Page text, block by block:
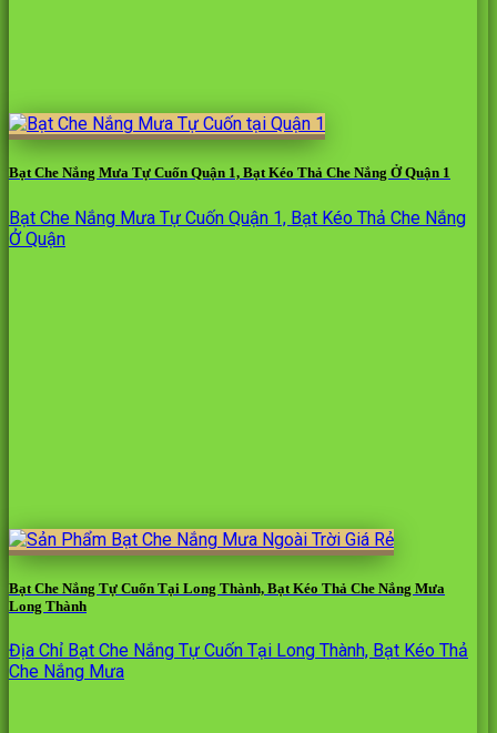
Bạt Che Nắng Mưa Tự Cuốn Quận 1, Bạt Kéo Thả Che Nắng Ở Quận 1
Bạt Che Nắng Mưa Tự Cuốn Quận 1, Bạt Kéo Thả Che Nắng
Ở Quận
Bạt Che Nắng Tự Cuốn Tại Long Thành, Bạt Kéo Thả Che Nắng Mưa
Long Thành
Địa Chỉ Bạt Che Nắng Tự Cuốn Tại Long Thành, Bạt Kéo Thả
Che Nắng Mưa